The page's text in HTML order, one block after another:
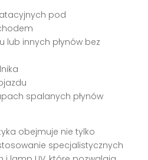
pod
lub innych płynów bez
spalanych płynów
obejmuje nie tylko
specjalistycznych